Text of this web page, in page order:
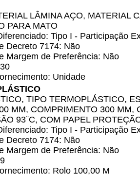
LÂMINA AÇO, MATERIAL
PARA MATO
Tipo I - Participação
Decreto 7174: Não
Margem de Preferência: Não
Unidade
TIPO TERMOPLÁSTICO,
MM, COMPRIMENTO 300 MM,
93¨C, COM PAPEL
Tipo I - Participação
Decreto 7174: Não
Margem de Preferência: Não
Rolo 100,00 M